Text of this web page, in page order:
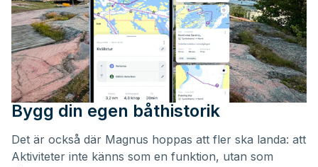
Bygg din egen båthistorik
Det är också där Magnus hoppas att fler ska landa: att
Aktiviteter inte känns som en funktion, utan som